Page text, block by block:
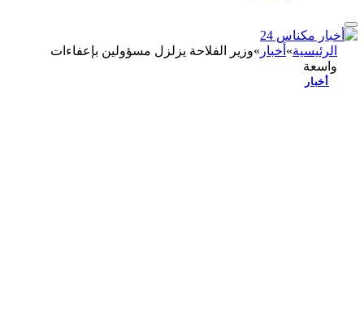
الرئيسية» أخبار »وزير الفلاحة يزلزل مسؤولين بإعفاءات
واسعة
أخبار